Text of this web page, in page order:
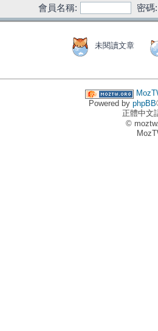
會員名稱:
密碼:
未閱讀文章
Powered by phpBB
正體中文
©